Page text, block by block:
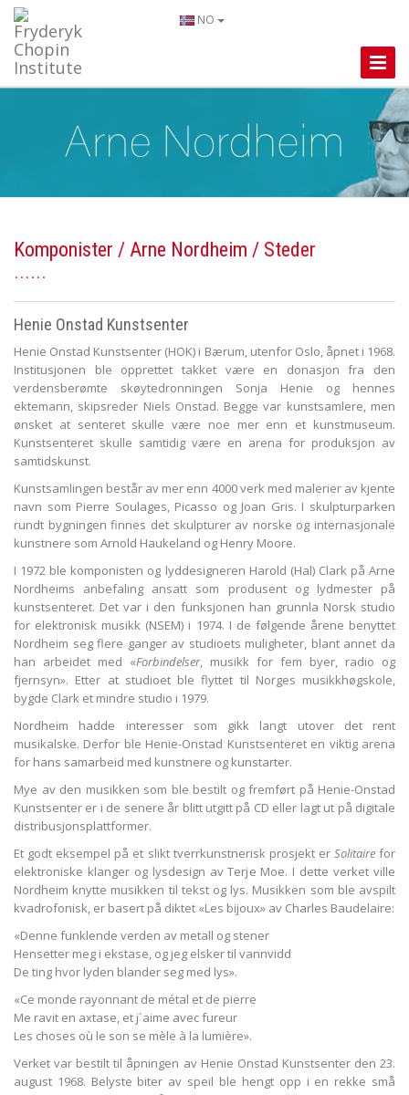
NO
Toggle
Komponister / Arne Nordheim / Steder
Henie Onstad Kunstsenter
Henie Onstad Kunstsenter (HOK) i Bærum, utenfor Oslo, åpnet i 1968.
Institusjonen ble opprettet takket være en donasjon fra den
verdensberømte skøytedronningen Sonja Henie og hennes
ektemann, skipsreder Niels Onstad. Begge var kunstsamlere, men
ønsket at senteret skulle være noe mer enn et kunstmuseum.
Kunstsenteret skulle samtidig være en arena for produksjon av
samtidskunst.
Kunstsamlingen består av mer enn 4000 verk med malerier av kjente
navn som Pierre Soulages, Picasso og Joan Gris. I skulpturparken
rundt bygningen finnes det skulpturer av norske og internasjonale
kunstnere som Arnold Haukeland og Henry Moore.
I 1972 ble komponisten og lyddesigneren Harold (Hal) Clark på Arne
Nordheims anbefaling ansatt som produsent og lydmester på
kunstsenteret. Det var i den funksjonen han grunnla Norsk studio
for elektronisk musikk (NSEM) i 1974. I de følgende årene benyttet
Nordheim seg flere ganger av studioets muligheter, blant annet da
han arbeidet med «Forbindelser, musikk for fem byer, radio og
fjernsyn». Etter at studioet ble flyttet til Norges musikkhøgskole,
bygde Clark et mindre studio i 1979.
Nordheim hadde interesser som gikk langt utover det rent
musikalske. Derfor ble Henie-Onstad Kunstsenteret en viktig arena
for hans samarbeid med kunstnere og kunstarter.
Mye av den musikken som ble bestilt og fremført på Henie-Onstad
Kunstsenter er i de senere år blitt utgitt på CD eller lagt ut på digitale
distribusjonsplattformer.
Et godt eksempel på et slikt tverrkunstnerisk prosjekt er Solitairefor
elektroniske klanger og lysdesign av Terje Moe. I dette verket ville
Nordheim knytte musikken til tekst og lys. Musikken som ble avspilt
kvadrofonisk, er basert på diktet «Les bijoux» av Charles Baudelaire:
«Denne funklende verden av metall og stener
Hensetter meg i ekstase, og jeg elsker til vannvidd
De ting hvor lyden blander seg med lys».
«Ce monde rayonnant de métal et de pierre
Me ravit en axtase, et j´aime avec fureur
Les choses où le son se mèle à la lumière».
Verket var bestilt til åpningen av Henie Onstad Kunstsenter den 23.
august 1968. Belyste biter av speil ble hengt opp i en rekke små